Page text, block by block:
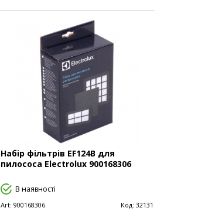
Набір фільтрів EF124B для
пилососа Electrolux 900168306
В наявності
Art: 900168306 Код: 32131